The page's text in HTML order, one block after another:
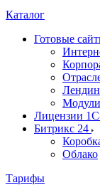
Каталог
Готовые
Модули
Лицензии
Битрикс 24
Облако
Тарифы